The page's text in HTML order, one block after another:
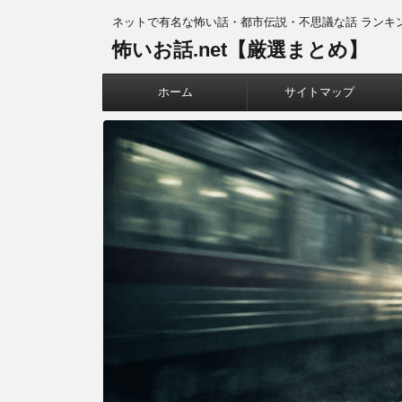
ネットで有名な怖い話・都市伝説・不思議な話 ランキ
怖いお話.net【厳選まとめ】
ホーム サイトマップ